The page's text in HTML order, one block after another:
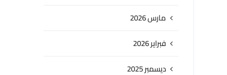
مارس 2026
فبراير 2026
ديسمبر 2025